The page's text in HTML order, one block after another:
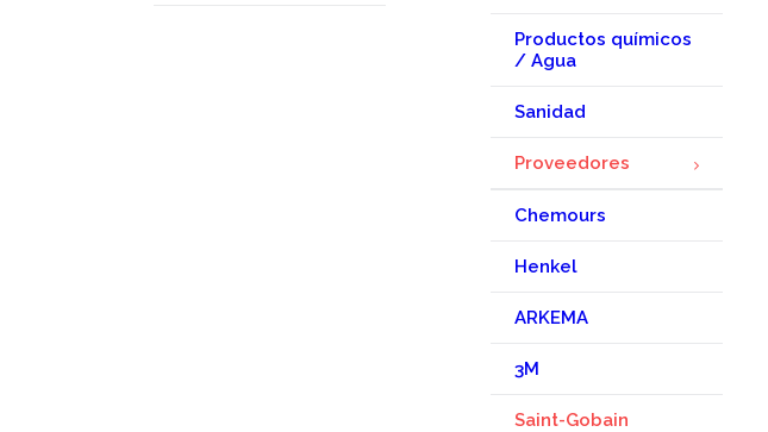
Productos químicos
/ Agua
Sanidad
Proveedores
Chemours
Henkel
ARKEMA
3M
Saint-Gobain